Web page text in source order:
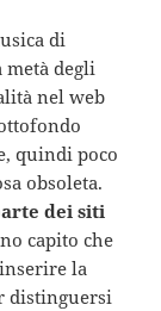
di
metà degli
nel web
quindi poco
obsoleta.
dei siti
capito che
la
distinguersi